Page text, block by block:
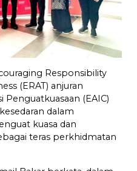
Responsibility
(ERAT) anjuran
Penguatkuasaan (EAIC)
dalam
kuasa dan
teras perkhidmatan